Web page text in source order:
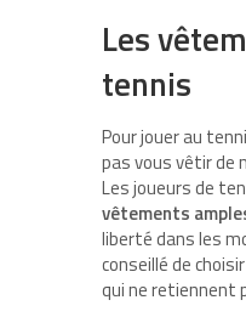
Les
tennis
Pour jouer au
pas vous vêtir de
Les joueurs de
vêtements
liberté dans les
conseillé de
qui ne retiennent